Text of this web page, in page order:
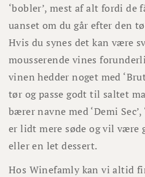
‘bobler’, mest af alt fordi
uanset om du går efter den
Hvis du synes det kan være
mousserende vines
vinen hedder noget med
tør og passe godt til saltet
bærer navne med ‘Demi Sec’,
er lidt mere søde og vil være
eller en let dessert.
Hos Winefamly kan vi altid